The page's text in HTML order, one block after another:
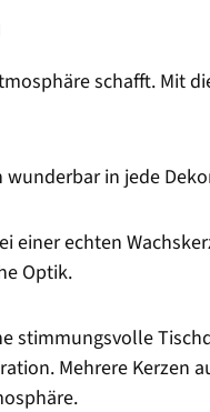
schafft. Mit
in jede
echten
Optik.
stimmungsvolle
Mehrere Kerzen